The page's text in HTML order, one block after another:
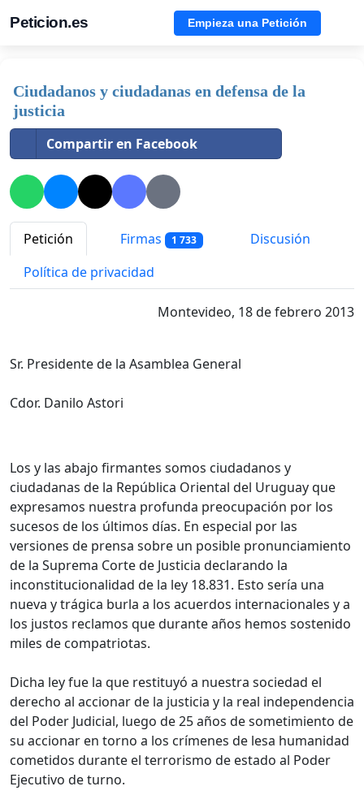
Peticion.es Empieza una Petición
Ciudadanos y ciudadanas en defensa de la
justicia
Compartir en Facebook
Petición Firmas 1 733
Discusión
Política de privacidad
Montevideo, 18 de febrero 2013
Sr. Presidente de la Asamblea General
Cdor. Danilo Astori
Los y las abajo firmantes somos ciudadanos y
ciudadanas de la República Oriental del Uruguay que
expresamos nuestra profunda preocupación por los
sucesos de los últimos días. En especial por las
versiones de prensa sobre un posible pronunciamiento
de la Suprema Corte de Justicia declarando la
inconstitucionalidad de la ley 18.831. Esto sería una
nueva y trágica burla a los acuerdos internacionales y a
los justos reclamos que durante años hemos sostenido
miles de compatriotas.
Dicha ley fue la que restituyó a nuestra sociedad el
derecho al accionar de la justicia y la real independencia
del Poder Judicial, luego de 25 años de sometimiento de
su accionar en torno a los crímenes de lesa humanidad
cometidos durante el terrorismo de estado al Poder
Ejecutivo de turno.